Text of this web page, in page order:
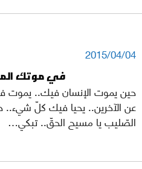
2015/04/04
في موتك
حين يموت الإنسان فيك..
عن الآخرين.. يحيا فيك كلّ
الصّليب يا مسيح الحقّ.. تبكي…